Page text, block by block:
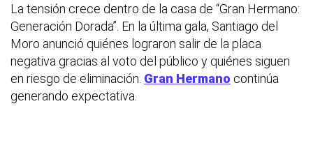
La tensión crece dentro de la casa de “Gran Hermano:
Generación Dorada”. En la última gala, Santiago del
Moro anunció quiénes lograron salir de la placa
negativa gracias al voto del público y quiénes siguen
en riesgo de eliminación. Gran Hermano continúa
generando expectativa.